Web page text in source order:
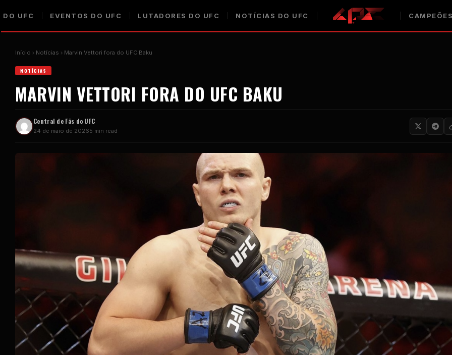
DO UFC EVENTOS DO UFC LUTADORES DO UFC NOTÍCIAS DO UFC
Início Notícias Marvin Vettori fora do UFC Baku
NOTÍCIAS
MARVIN VETTORI FORA DO UFC BAKU
Central de Fãs do UFC
24 de maio de 20265 min read